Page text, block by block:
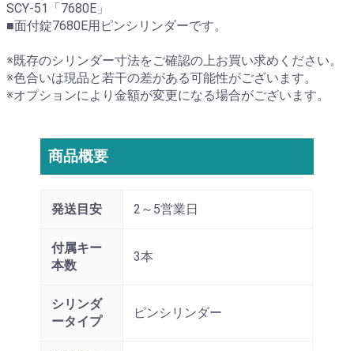
SCY-51「7680E」
■面付錠7680E用ピンシリンダーです。
※既存のシリンダー寸法をご確認の上お買い求めください。
※色合いは現品と若干の差がある可能性がございます。
※オプションにより金額が変更になる場合がございます。
商品概要
発送目安 2～5営業日
付属キー
本数
3本
シリンダ
ータイプ
ピンシリンダー